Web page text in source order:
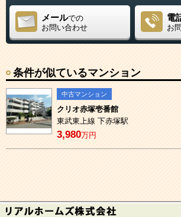
メールでの
お問い合わせ
電
お
条件が似ているマンション
中古マンション
クリオ赤塚壱番館
東武東上線 下赤塚駅
3,980万円